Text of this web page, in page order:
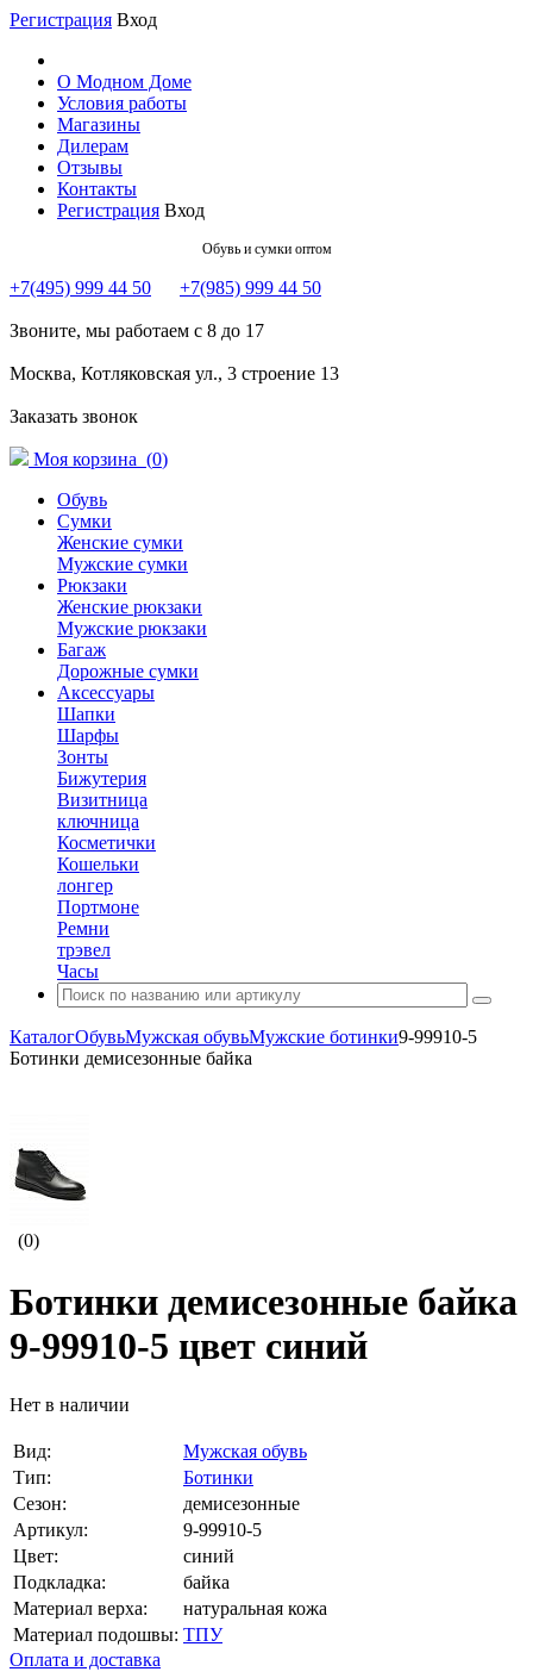
Регистрация Вход
О Модном Доме
Условия работы
Магазины
Дилерам
Отзывы
Контакты
Регистрация Вход
Обувь и сумки оптом
+7(495) 999 44 50 +7(985) 999 44 50
Звоните, мы работаем с 8 до 17
Москва, Котляковская ул., 3 строение 13
Заказать звонок
Моя корзина (0)
Обувь
Сумки
Женские сумки
Мужские сумки
Рюкзаки
Женские рюкзаки
Мужские рюкзаки
Багаж
Дорожные сумки
Аксессуары
Шапки
Шарфы
Зонты
Бижутерия
Визитница
ключница
Косметички
Кошельки
лонгер
Портмоне
Ремни
трэвел
Часы
КаталогОбувьМужская обувьМужские ботинки9-99910-5
Ботинки демисезонные байка
(0)
Ботинки демисезонные байка
9-99910-5 цвет синий
Нет в наличии
Вид:
Мужская обувь
Тип:
Ботинки
Сезон:
демисезонные
Артикул:
9-99910-5
Цвет:
синий
Подкладка:
байка
Материал верха:
натуральная кожа
Материал подошвы: ТПУ
Оплата и доставка